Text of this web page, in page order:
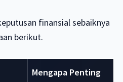
finansial sebaiknya
berikut.
Mengapa Penting